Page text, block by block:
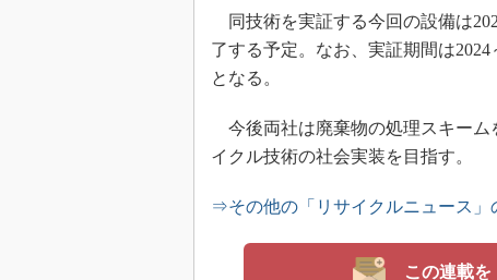
同技術を実証する今回の設備は
了する予定。なお、実証期間は
となる。
今後両社は廃棄物の処理スキーム
イクル技術の社会実装を目指す。
⇒その他の「リサイクルニュース」
この連載